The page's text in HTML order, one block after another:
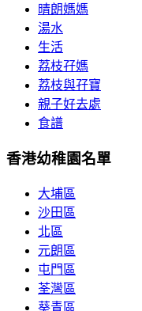
晴朗媽媽
湯水
生活
荔枝孖媽
荔枝與孖寶
親子好去處
食譜
香港幼稚園名單
大埔區
沙田區
北區
元朗區
屯門區
荃灣區
葵青區